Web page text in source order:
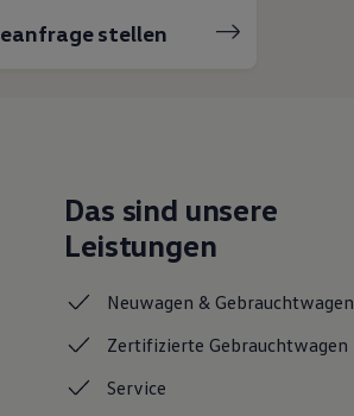
stellen
Das sind unsere
Leistungen
Neuwagen &Gebrauchtwagen
ZertifizierteGebrauchtwagen
Service